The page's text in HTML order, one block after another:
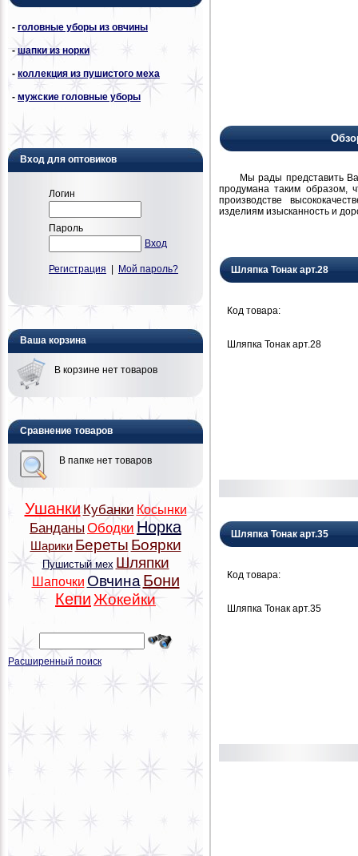
- головные уборы из овчины
-шапки из норки
- коллекция из пушистого меха
- мужские головные уборы
Вход для оптовиков
Логин
Пароль
Вход
Регистрация Мой пароль?
Ваша корзина
В корзине нет товаров
Сравнение товаров
В папке нет товаров
Ушанки Кубанки Косынки
Банданы Ободки Норка
Шарики Береты Боярки
Пушистый мех Шляпки
Шапочки Овчина Бони
Кепи Жокейки
Расширенный поиск
Мы рады представить Вам
продумана таким образом,
производстве
изделиям изысканность и
Шляпка Тонак арт.28
Код товара:
Шляпка Тонак арт.28
Шляпка Тонак арт.35
Код товара:
Шляпка Тонак арт.35